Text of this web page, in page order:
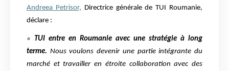
Andreea Petrisor, Directrice générale de TUI Roumanie,
déclare :
«
TUI entre en Roumanie avec une stratégie à long
terme. Nous voulons devenir une partie intégrante du
marché et travailler en étroite collaboration avec des